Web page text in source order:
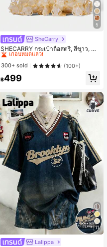
5
SheCarry
SHECARRY กระเป๋าถือสตรี, สีขาว, แฟ
ชั่น, สง่างาม, วันหยุด, งานปาร์ตี้
#1 ขายดี
เกือบหมดแล้ว!
#1 ขายดี
เกือบหมดแล้ว!
#1 ขายดี
เกือบหมดแล้ว!
#1 ขายดี
ใน บรรยากาศฤดูร้อน กระเป๋าหูหิ้วด้านบนผู้หญิง
เกือบหมดแล้ว!
300+ sold (100+)
฿499
11
Lalippa